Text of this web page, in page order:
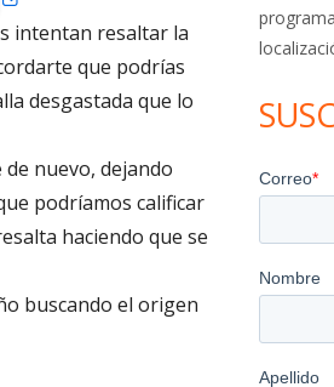
intentan resaltar la
que podrías
desgastada que lo
nuevo, dejando
podríamos calificar
haciendo que se
buscando el origen